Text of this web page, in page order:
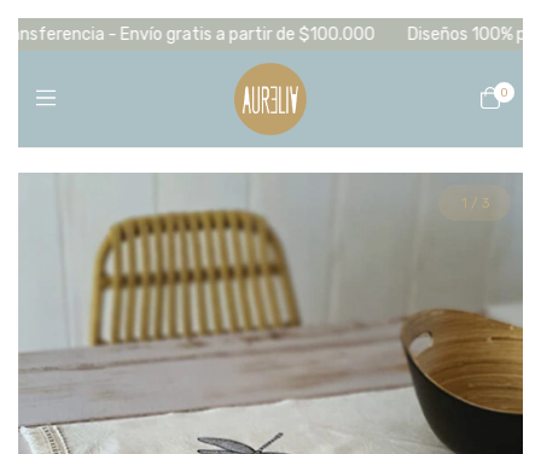
- Envío gratis a partir de $100.000 Diseños 100%
0
1 / 3